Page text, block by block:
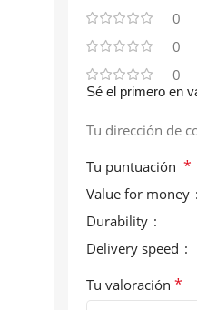
0
0
0
Sé el primero en
Tu dirección de
Tu puntuación *
Value for money
Durability
Delivery speed
Tu valoración *